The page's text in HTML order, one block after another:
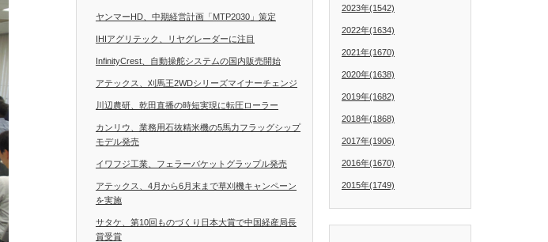
ヤンマーHD、中期経営計画「MTP2030」策定
IHIアグリテック、リヤグレーダーに注目
InfinityCrest、自動操舵システムの国内販売開始
アテックス、刈馬王2WDシリーズマイナーチェンジ
川辺農研、乾田直播の時短実現に転圧ローラー
カンリウ、業務用石抜精米機の5馬力フラッグシップ
モデル発売
イワフジ工業、フェラーバケットグラップル発売
アテックス、4月から6月末まで草刈機キャンペーン
を実施
サタケ、第10回ものづくり日本大賞で中国経産局長
賞受賞
2023年(1542)
2022年(1634)
2021年(1670)
2020年(1638)
2019年(1682)
2018年(1868)
2017年(1906)
2016年(1670)
2015年(1749)